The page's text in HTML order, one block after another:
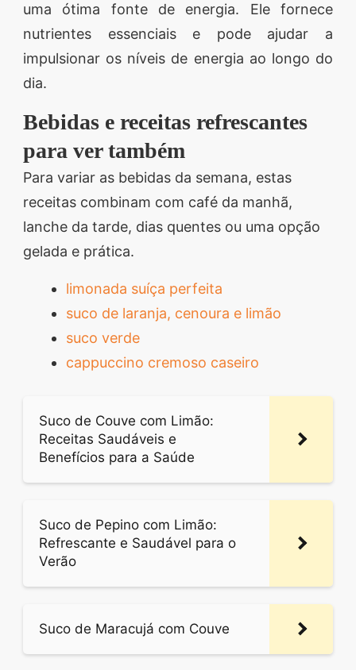
uma ótima fonte de energia. Ele fornece
nutrientes essenciais e pode ajudar a
impulsionar os níveis de energia ao longo do
dia.
Bebidas e receitas refrescantes
para ver também
Para variar as bebidas da semana, estas
receitas combinam com café da manhã,
lanche da tarde, dias quentes ou uma opção
gelada e prática.
limonada suíça perfeita
suco de laranja, cenoura e limão
suco verde
cappuccino cremoso caseiro
Suco de Couve com Limão:
Receitas Saudáveis e
Benefícios para a Saúde
Suco de Pepino com Limão:
Refrescante e Saudável para o
Verão
Suco de Maracujá com Couve